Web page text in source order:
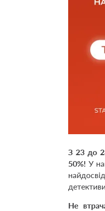
З 23 до
50%!У
Не